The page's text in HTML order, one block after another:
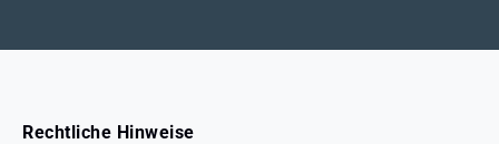
Rechtliche Hinweise